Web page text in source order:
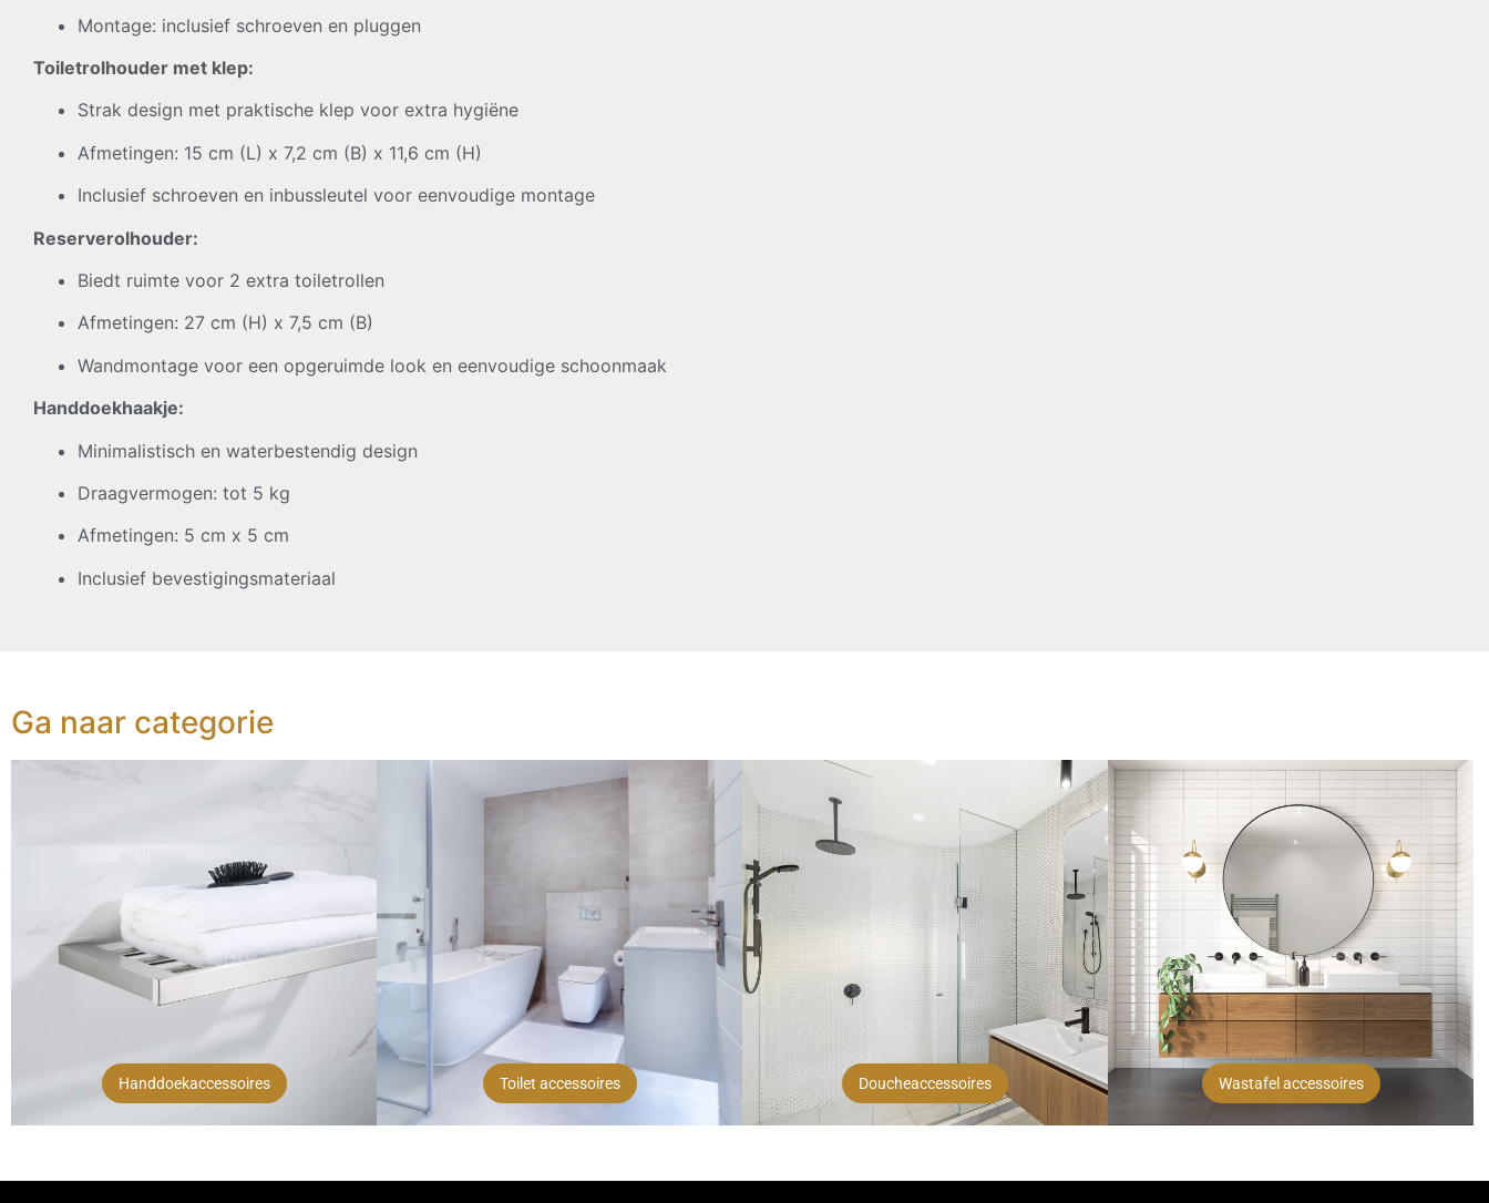
Montage: inclusief schroeven en pluggen
Toiletrolhouder met klep:
Strak design met praktische klep voor extra hygiëne
Afmetingen: 15 cm (L) x 7,2 cm (B) x 11,6 cm (H)
Inclusief schroeven en inbussleutel voor eenvoudige montage
Reserverolhouder:
Biedt ruimte voor 2 extra toiletrollen
Afmetingen: 27 cm (H) x 7,5 cm (B)
Wandmontage voor een opgeruimde look en eenvoudige schoonmaak
Handdoekhaakje:
Minimalistisch en waterbestendig design
Draagvermogen: tot 5 kg
Afmetingen: 5 cm x 5 cm
Inclusief bevestigingsmateriaal
Ga naar categorie
Handdoekaccessoires Toilet accessoires Doucheaccessoires Wastafel accessoires